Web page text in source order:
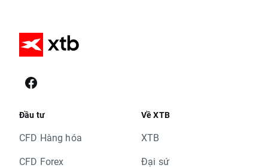
Đầu tư
CFD Hàng hóa
CFD Forex
Về XTB
XTB
Đại sứ